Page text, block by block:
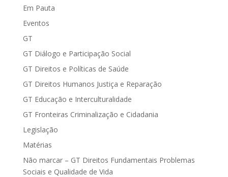
Em Pauta
Eventos
GT
GT Diálogo e Participação Social
GT Direitos e Políticas de Saúde
GT Direitos Humanos Justiça e Reparação
GT Educação e Interculturalidade
GT Fronteiras Criminalização e Cidadania
Legislação
Matérias
Não marcar – GT Direitos Fundamentais Problemas
Sociais e Qualidade de Vida